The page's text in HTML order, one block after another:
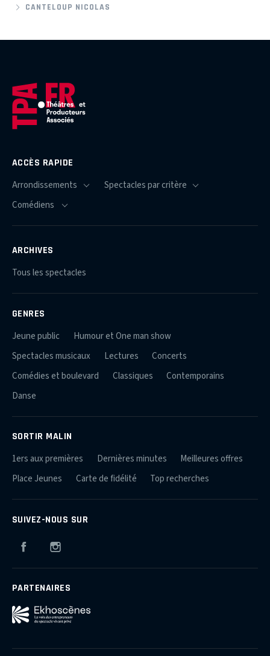
CANTELOUP NICOLAS
ACCÈS RAPIDE
ARCHIVES
Tous les spectacles
GENRES
Jeune public
Humour et One man show
Spectacles musicaux
Lectures
Concerts
Comédies et boulevard
Classiques
Contemporains
Danse
SORTIR MALIN
1ers aux premières Dernières minutes
Meilleures offres
Place Jeunes
Carte de fidélité Top recherches
SUIVEZ-NOUS SUR
Facebook
PARTENAIRES